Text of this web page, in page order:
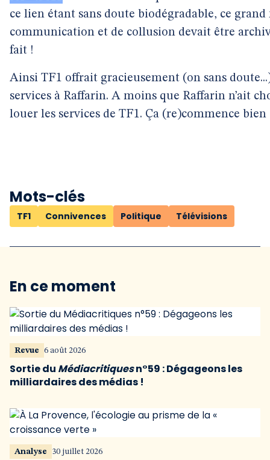
ce lien étant sans doute biodégradable, ce
communication et de collusion devait être
fait !
Ainsi TF1 offrait gracieusement (on sans
services à Raffarin. A moins que Raffarin n’ait
louer les services de TF1. Ça (re)commence bien
Mots-clés
TF1 Connivences Politique Télévisions
En ce moment
Revue 6 août 2026
Sortie du Médiacritiquesn°59 : Dégageons les
milliardaires des médias !
Analyse 30 juillet 2026